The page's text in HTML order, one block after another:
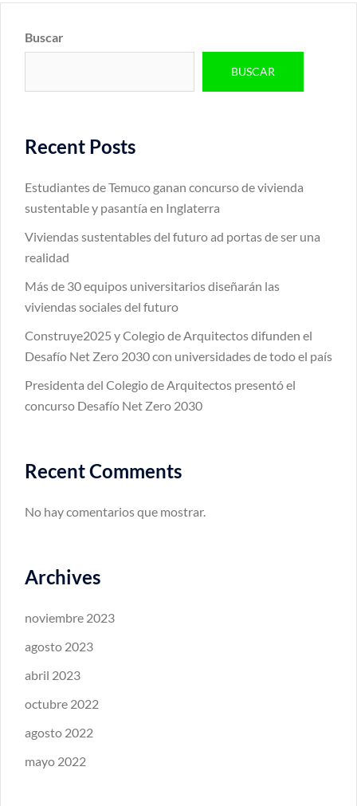
Buscar
BUSCAR
Recent Posts
Estudiantes de Temuco ganan concurso de vivienda
sustentable y pasantía en Inglaterra
Viviendas sustentables del futuro ad portas de ser una
realidad
Más de 30 equipos universitarios diseñarán las
viviendas sociales del futuro
Construye2025 y Colegio de Arquitectos difunden el
Desafío Net Zero 2030 con universidades de todo el país
Presidenta del Colegio de Arquitectos presentó el
concurso Desafío Net Zero 2030
Recent Comments
No hay comentarios que mostrar.
Archives
noviembre 2023
agosto 2023
abril 2023
octubre 2022
agosto 2022
mayo 2022